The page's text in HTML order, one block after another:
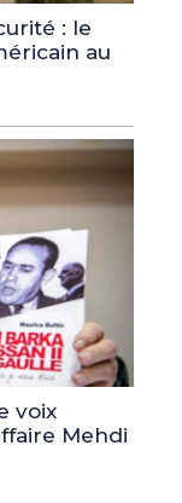
: le
au
voix
Mehdi